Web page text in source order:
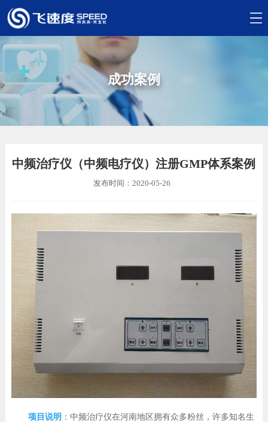
成功案例
中频治疗仪（中频电疗仪）注册GMP体系案例
发布时间：2020-05-26
项目说明 ：中频治疗仪在河南地区拥有众多粉丝，许多知名生